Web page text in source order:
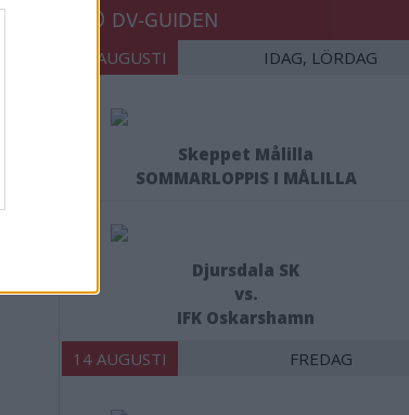
DV-GUIDEN
08 AUGUSTI IDAG, LÖRDAG
Skeppet Målilla
SOMMARLOPPIS I MÅLILLA
Djursdala SK
vs.
IFK Oskarshamn
14 AUGUSTI FREDAG